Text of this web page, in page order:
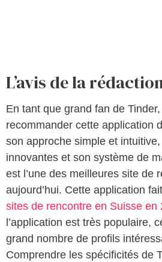
L’avis de la
En tant que grand fan de
recommander cette application
son approche simple et
innovantes et son système de
est l’une des meilleures site de
aujourd’hui. Cette application
sites de rencontre en Suisse en
l’application est très populaire,
grand nombre de profils
Comprendre les spécificités de